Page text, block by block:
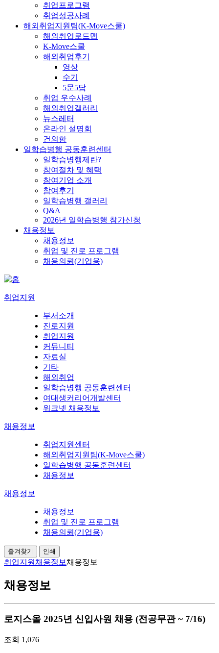
취업프로그램
취업성공사례
해외취업지원팀(K-Move스쿨)
해외취업로드맵
K-Move스쿨
해외취업후기
영상
수기
5문5답
취업 우수사례
해외취업갤러리
뉴스레터
온라인 설명회
건의함
일학습병행 공동훈련센터
일학습병행제란?
참여절차 및 혜택
참여기업 소개
참여후기
일학습병행 갤러리
Q&A
2026년 일학습병행 참가신청
채용정보
채용정보
취업 및 진로 프로그램
채용의뢰(기업용)
취업지원
부서소개
진로지원
취업지원
커뮤니티
자료실
기타
해외취업
일학습병행 공동훈련센터
여대생커리어개발센터
워크넷 채용정보
채용정보
취업지원센터
해외취업지원팀(K-Move스쿨)
일학습병행 공동훈련센터
채용정보
채용정보
채용정보
취업 및 진로 프로그램
채용의뢰(기업용)
즐겨찾기 인쇄
취업지원 채용정보 채용정보
채용정보
로지스올 2025년 신입사원 채용 (전공무관 ~ 7/16)
조회 1,076